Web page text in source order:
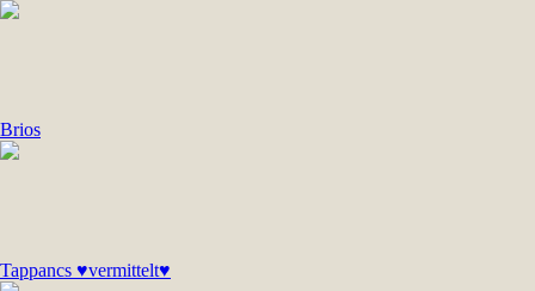
Brios
Tappancs ♥vermittelt♥